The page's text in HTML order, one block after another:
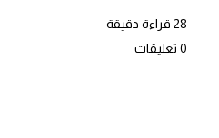
28 قراءة دقيقة
0 تعليقات